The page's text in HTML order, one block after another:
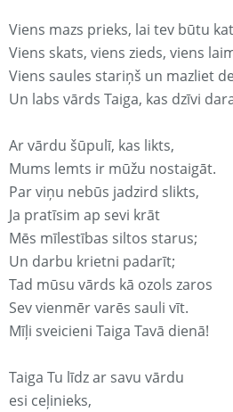
Viens mazs prieks, lai tev būtu
Viens skats, viens zieds, viens
Viens saules stariņš un mazliet
Un labs vārds Taiga, kas dzīvi
Ar vārdu šūpulī, kas likts,
Mums lemts ir mūžu nostaigāt.
Par viņu nebūs jadzird slikts,
Ja pratīsim ap sevi krāt
Mēs mīlestības siltos starus;
Un darbu krietni padarīt;
Tad mūsu vārds kā ozols zaros
Sev vienmēr varēs sauli vīt.
Mīļi sveicieni Taiga Tavā dienā!
Taiga Tu līdz ar savu vārdu
esi ceļinieks,